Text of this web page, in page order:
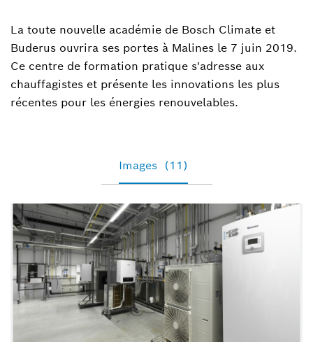
+32 2 525 53 46
La toute nouvelle académie de Bosch Climate et
Buderus ouvrira ses portes à Malines le 7 juin 2019.
Ce centre de formation pratique s'adresse aux
chauffagistes et présente les innovations les plus
récentes pour les énergies renouvelables.
Images (11)